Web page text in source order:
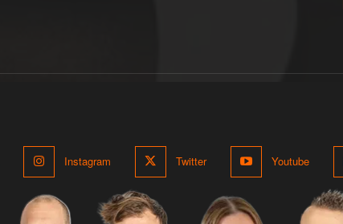
Instagram Twitter Youtube